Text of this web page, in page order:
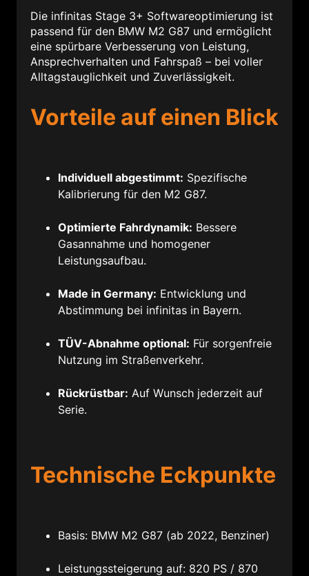
Die infinitas Stage 3+ Softwareoptimierung ist
passend für den BMW M2 G87 und ermöglicht
eine spürbare Verbesserung von Leistung,
Ansprechverhalten und Fahrspaß – bei voller
Alltagstauglichkeit und Zuverlässigkeit.
Vorteile auf einen Blick
Individuell abgestimmt: Spezifische
Kalibrierung für den M2 G87.
Optimierte Fahrdynamik: Bessere
Gasannahme und homogener
Leistungsaufbau.
Made in Germany: Entwicklung und
Abstimmung bei infinitas in Bayern.
TÜV-Abnahme optional: Für sorgenfreie
Nutzung im Straßenverkehr.
Rückrüstbar: Auf Wunsch jederzeit auf
Serie.
Technische Eckpunkte
Basis: BMW M2 G87 (ab 2022, Benziner)
Leistungssteigerung auf: 820 PS / 870